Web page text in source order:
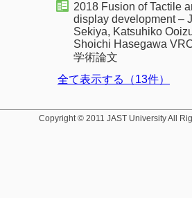
2018 Fusion of Tactile
display development –
Sekiya, Katsuhiko
Shoichi Hasegawa
学術論文
全て表示する（13件）